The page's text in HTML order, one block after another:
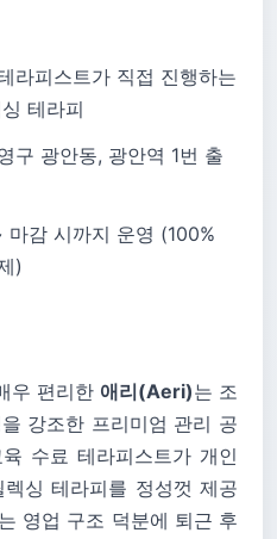
라피스트가 직접 진행하는
테라피
구 광안동, 광안역 1번 출
마감 시까지 운영 (100%
)
우 편리한 애리(Aeri)는 조
강조한 프리미엄 관리 공
수료 테라피스트가 개인
싱 테라피를 정성껏 제공
영업 구조 덕분에 퇴근 후